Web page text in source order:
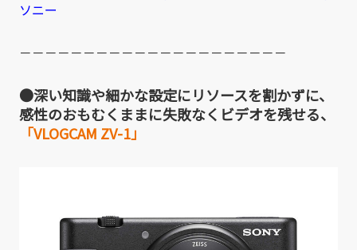
ソニー
－－－－－－－－－－－－－－－－－－－－－
●深い知識や細かな設定にリソースを割かずに、
感性のおもむくままに失敗なくビデオを残せる、
「VLOGCAM ZV-1」